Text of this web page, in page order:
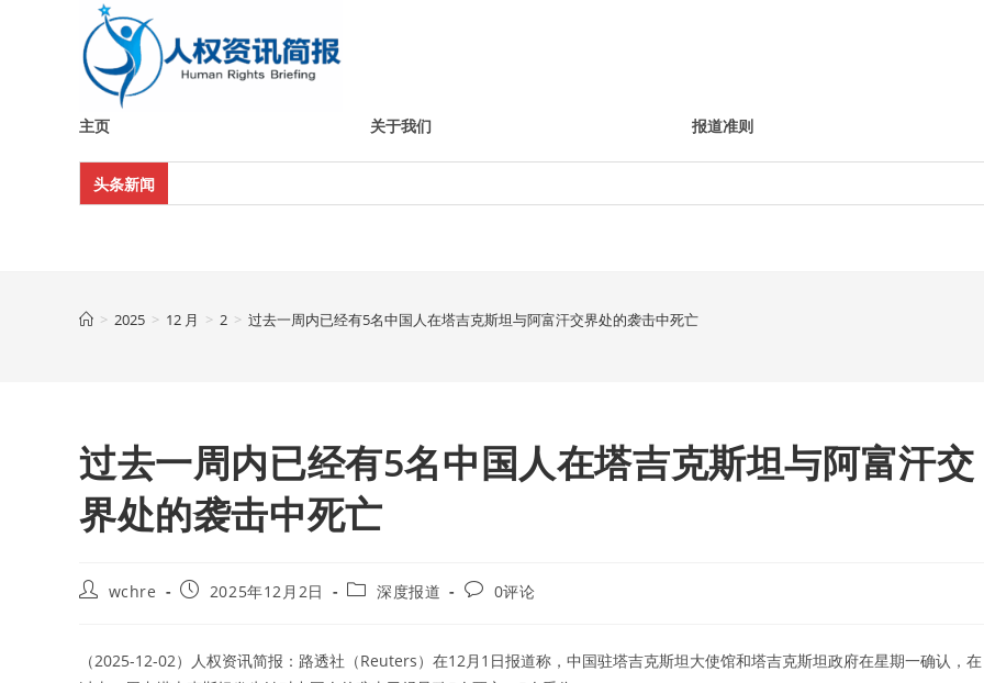
主页 关于我们 报道准则
头条新闻
> 2025 > 12 月 > 2 > 过去一周内已经有5名中国人在塔吉克斯坦与阿富汗交界处的袭击中死亡
过去一周内已经有5名中国人在塔吉克斯坦与阿富汗交
界处的袭击中死亡
Postwchre
Post2025年12月2日
Post深度报道
Post0评论
（2025-12-02）人权资讯简报：路透社（Reuters）在12月1日报道称，中国驻塔吉克斯坦大使馆和塔吉克斯坦政府在星期一确认，在